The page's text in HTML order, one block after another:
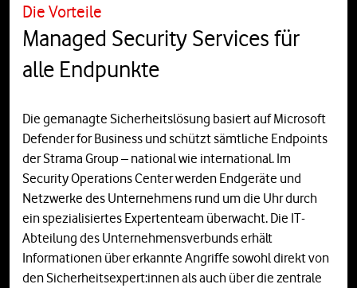
Die Vorteile
Managed Security Services für
alle Endpunkte
Die gemanagte Sicherheitslösung basiert auf Microsoft
Defender for Business und schützt sämtliche Endpoints
der Strama Group – national wie international. Im
Security Operations Center werden Endgeräte und
Netzwerke des Unternehmens rund um die Uhr durch
ein spezialisiertes Expertenteam überwacht. Die IT-
Abteilung des Unternehmensverbunds erhält
Informationen über erkannte Angriffe sowohl direkt von
den Sicherheitsexpert:innen als auch über die zentrale